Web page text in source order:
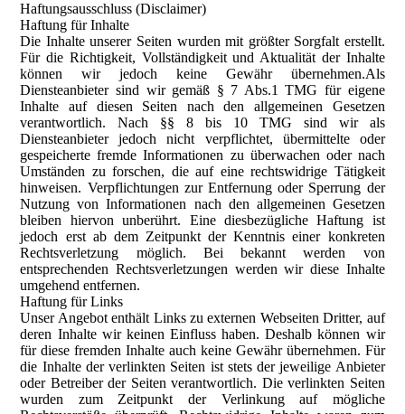
Haftungsausschluss (Disclaimer)
Haftung für Inhalte
Die Inhalte unserer Seiten wurden mit größter Sorgfalt erstellt.
Für die Richtigkeit, Vollständigkeit und Aktualität der Inhalte
können wir jedoch keine Gewähr übernehmen.Als
Diensteanbieter sind wir gemäß § 7 Abs.1 TMG für eigene
Inhalte auf diesen Seiten nach den allgemeinen Gesetzen
verantwortlich. Nach §§ 8 bis 10 TMG sind wir als
Diensteanbieter jedoch nicht verpflichtet, übermittelte oder
gespeicherte fremde Informationen zu überwachen oder nach
Umständen zu forschen, die auf eine rechtswidrige Tätigkeit
hinweisen. Verpflichtungen zur Entfernung oder Sperrung der
Nutzung von Informationen nach den allgemeinen Gesetzen
bleiben hiervon unberührt. Eine diesbezügliche Haftung ist
jedoch erst ab dem Zeitpunkt der Kenntnis einer konkreten
Rechtsverletzung möglich. Bei bekannt werden von
entsprechenden Rechtsverletzungen werden wir diese Inhalte
umgehend entfernen.
Haftung für Links
Unser Angebot enthält Links zu externen Webseiten Dritter, auf
deren Inhalte wir keinen Einfluss haben. Deshalb können wir
für diese fremden Inhalte auch keine Gewähr übernehmen. Für
die Inhalte der verlinkten Seiten ist stets der jeweilige Anbieter
oder Betreiber der Seiten verantwortlich. Die verlinkten Seiten
wurden zum Zeitpunkt der Verlinkung auf mögliche